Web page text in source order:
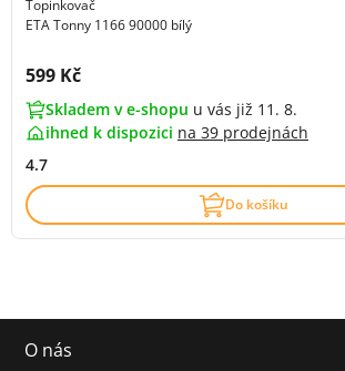
Topinkovač
ETA Tonny 1166 90000 bílý
Cena s DPH:
599 Kč
Skladem v e-shopu u vás již 11. 8.
ihned k dispozici na 39 prodejnách
4.7
Do košíku
O nás